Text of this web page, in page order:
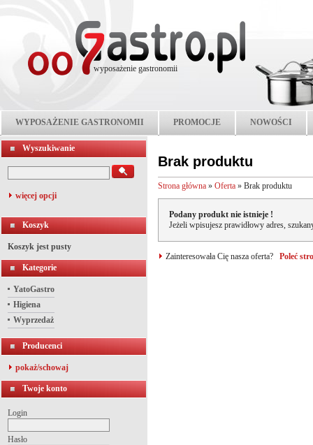
wyposażenie gastronomii
WYPOSAŻENIE GASTRONOMII PROMOCJE NOWOŚCI
Wyszukiwanie
więcej opcji
Koszyk
Koszyk jest pusty
Kategorie
YatoGastro
Higiena
Wyprzedaż
Producenci
pokaż/schowaj
Twoje konto
Login
Hasło
Brak produktu
Strona główna » Oferta » Brak produktu
Podany produkt nie istnieje !
Jeżeli wpisujesz prawidłowy adres,
Zainteresowała Cię nasza oferta? Poleć